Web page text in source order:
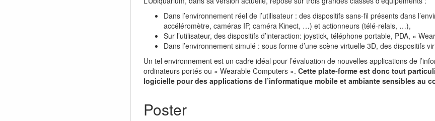
Dans l’environnement réel de l’utilisateur : des dispositifs sans-fil présents dans
accéléromètre, caméras IP, caméra Kinect, …) et actionneurs (télé-relais, …),
Sur l’utilisateur, des dispositifs d’interaction: joystick, téléphone portable, PDA, «
Dans l’environnement simulé : sous forme d’une scène virtuelle 3D, des dispositifs
Un tel environnement est un cadre idéal pour l’évaluation de nouvelles applications de
ordinateurs portés ou « Wearable Computers ». Cette plate-forme est donc tout
logicielle pour des applications de l’informatique mobile et ambiante sensibles au
Poster